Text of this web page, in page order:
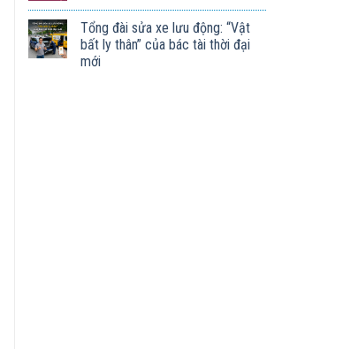
Tổng đài sửa xe lưu động: “Vật
bất ly thân” của bác tài thời đại
mới